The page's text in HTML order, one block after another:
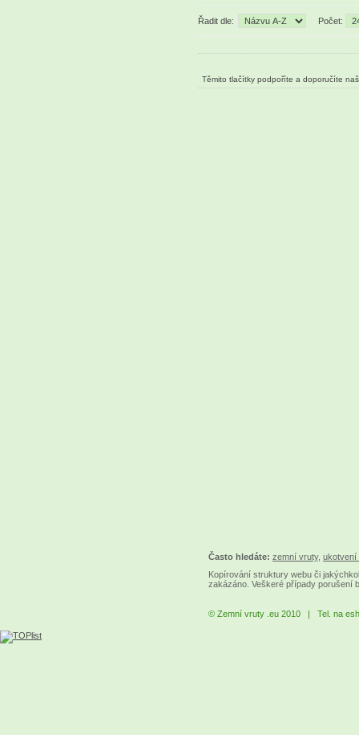
Řadit dle: Počet:
Těmito tlačítky podpoříte a doporučíte
Často hledáte: zemní vruty, ukotvení
Kopírování struktury webu či
zakázáno. Veškeré případy porušení
© Zemní vruty .eu 2010 | Tel. na